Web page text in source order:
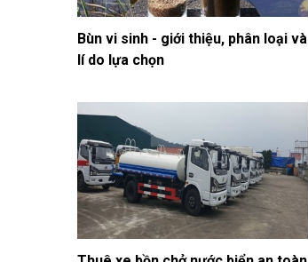
Bùn vi sinh - giới thiệu, phân loại và
lí do lựa chọn